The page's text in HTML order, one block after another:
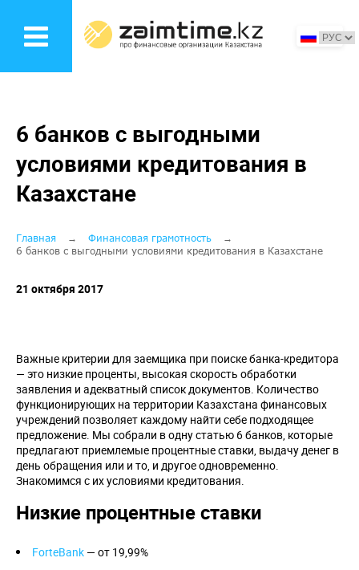
основному
6 банков с выгодными
условиями кредитования в
Казахстане
Строка
Главная
Финансовая грамотность
6 банков с выгодными условиями кредитования в Казахстане
21 октября 2017
Важные критерии для заемщика при поиске банка-кредитора
— это низкие проценты, высокая скорость обработки
заявления и адекватный список документов. Количество
функционирующих на территории Казахстана финансовых
учреждений позволяет каждому найти себе подходящее
предложение. Мы собрали в одну статью 6 банков, которые
предлагают приемлемые процентные ставки, выдачу денег в
день обращения или и то, и другое одновременно.
Знакомимся с их условиями кредитования.
Низкие процентные ставки
ForteBank — от 19,99%